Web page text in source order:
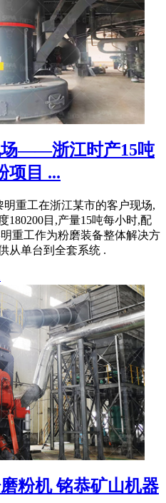
场——浙江时产15吨
项目 ...
明重工在浙江某市的客户现场,
180200目,产量15吨每小时,配
重工作为粉磨装备整体解决方
从单台到全套系统 .
粉机 铭恭矿山机器